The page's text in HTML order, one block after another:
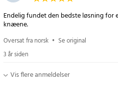
Endelig fundet den bedste løsning for
knæene.
Oversat fra norsk • Se original
3 år siden
Vis flere anmeldelser